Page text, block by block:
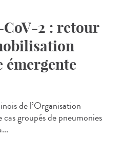
2 : retour
émergente
de l’Organisation
groupés de pneumonies